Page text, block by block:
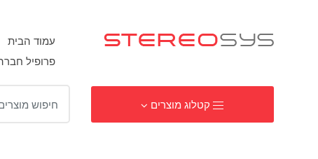
עמוד הבית
פרופיל
קטלוג מוצרים
פ